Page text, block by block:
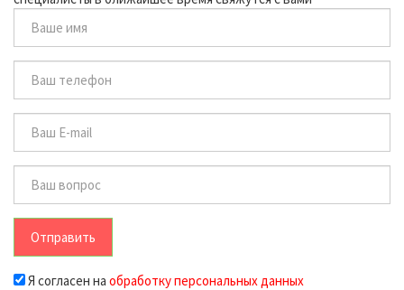
Отправить
Я согласен на обработку персональных данных